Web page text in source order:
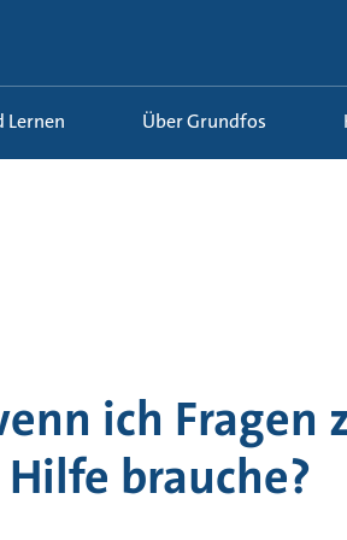
Lernen Über Grundfos
ich Fragen
brauche?